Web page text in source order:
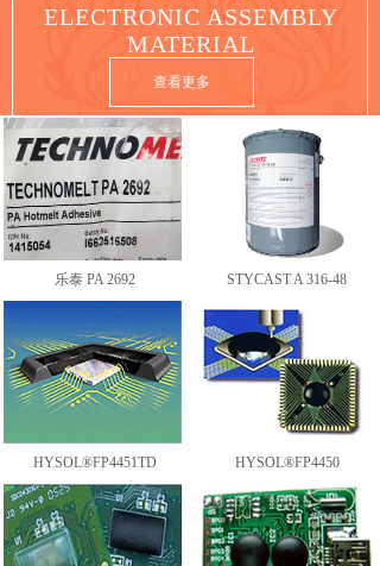
ELECTRONIC ASSEMBLY
MATERIAL
查看更多
乐泰 PA 2692 STYCAST A 316-48
HYSOL®FP4451TD HYSOL®FP4450